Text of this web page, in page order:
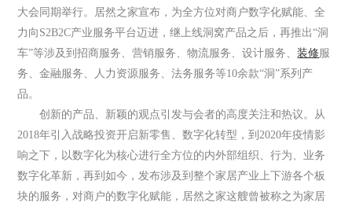
大会同期举行。居然之家宣布，为全方位对商户数字化赋能、全
力向S2B2C产业服务平台迈进，继上线洞窝产品之后，再推出“洞
车”等涉及到招商服务、营销服务、物流服务、设计服务、装修服
务、金融服务、人力资源服务、法务服务等10余款“洞”系列产
品。
创新的产品、新颖的观点引发与会者的高度关注和热议。从
2018年引入战略投资开启新零售、数字化转型，到2020年疫情影
响之下，以数字化为核心进行全方位的内外部组织、行为、业务
数字化革新，再到如今，发布涉及到整个家居产业上下游各个板
块的服务，对商户的数字化赋能，居然之家这艘曾被称之为家居